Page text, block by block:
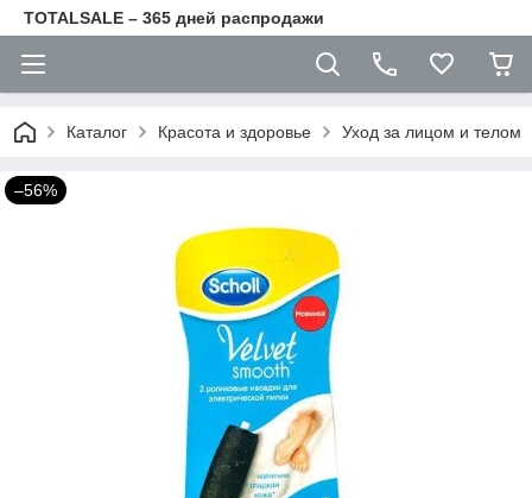
TOTALSALE – 365 дней распродажи
Каталог Красота и здоровье Уход за лицом и телом
–56%